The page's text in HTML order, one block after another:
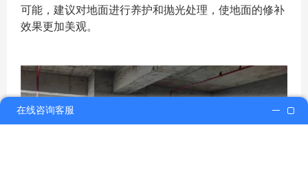
可能，建议对地面进行养护和抛光处理，使地面的修补
效果更加美观。
在线咨询客服